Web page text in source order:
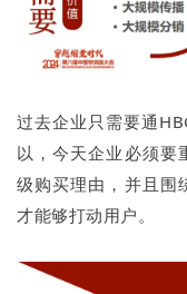
过去企业只需要通
以，今天企业必须要
级购买理由，并且围
才能够打动用户。